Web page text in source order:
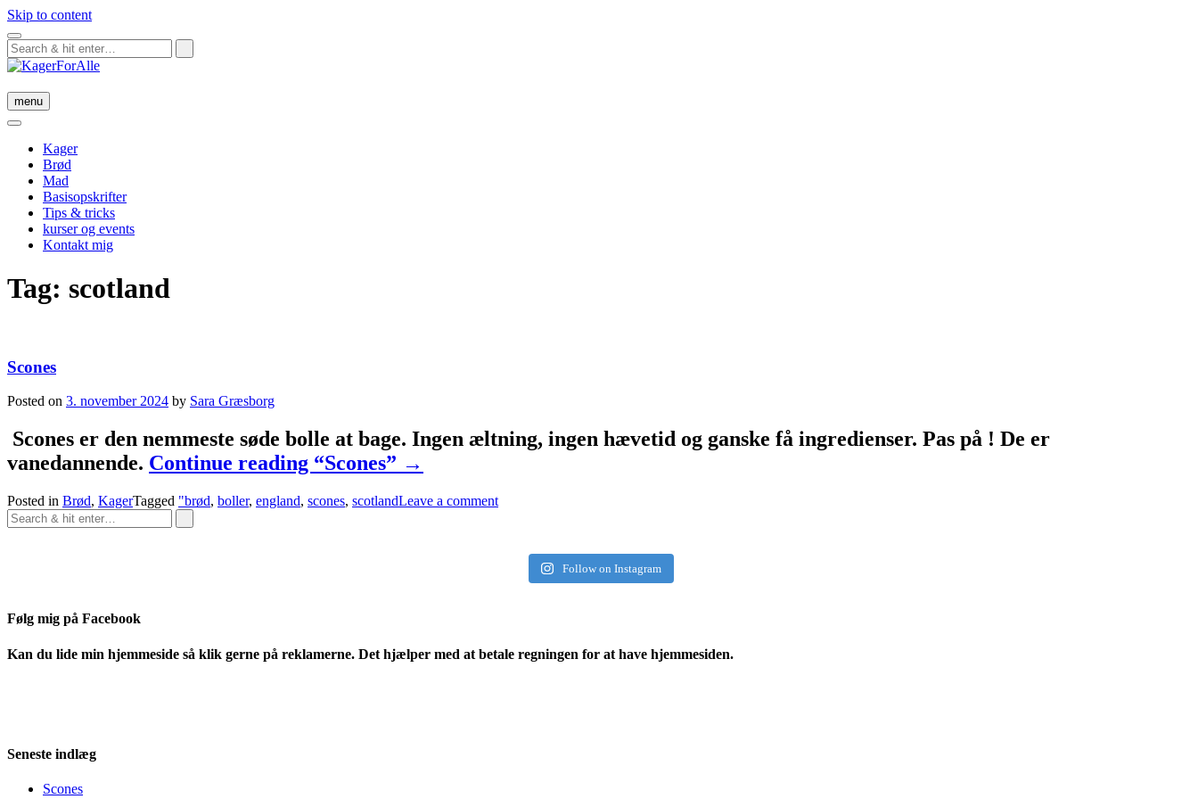
Skip to content
menu
Kager
Brød
Mad
Basisopskrifter
Tips & tricks
kurser og events
Kontakt mig
Tag: scotland
Scones
Posted on 3. november 2024 by Sara Græsborg
Scones er den nemmeste søde bolle at bage. Ingen æltning, ingen hævetid og ganske få ingredienser. Pas på ! De er
vanedannende. Continue reading “Scones” →
Posted in Brød, KagerTagged "brød, boller, england, scones, scotlandLeave a comment
Follow on Instagram
Følg mig på Facebook
Kan du lide min hjemmeside så klik gerne på reklamerne. Det hjælper med at betale regningen for at have hjemmesiden.
Seneste indlæg
Scones